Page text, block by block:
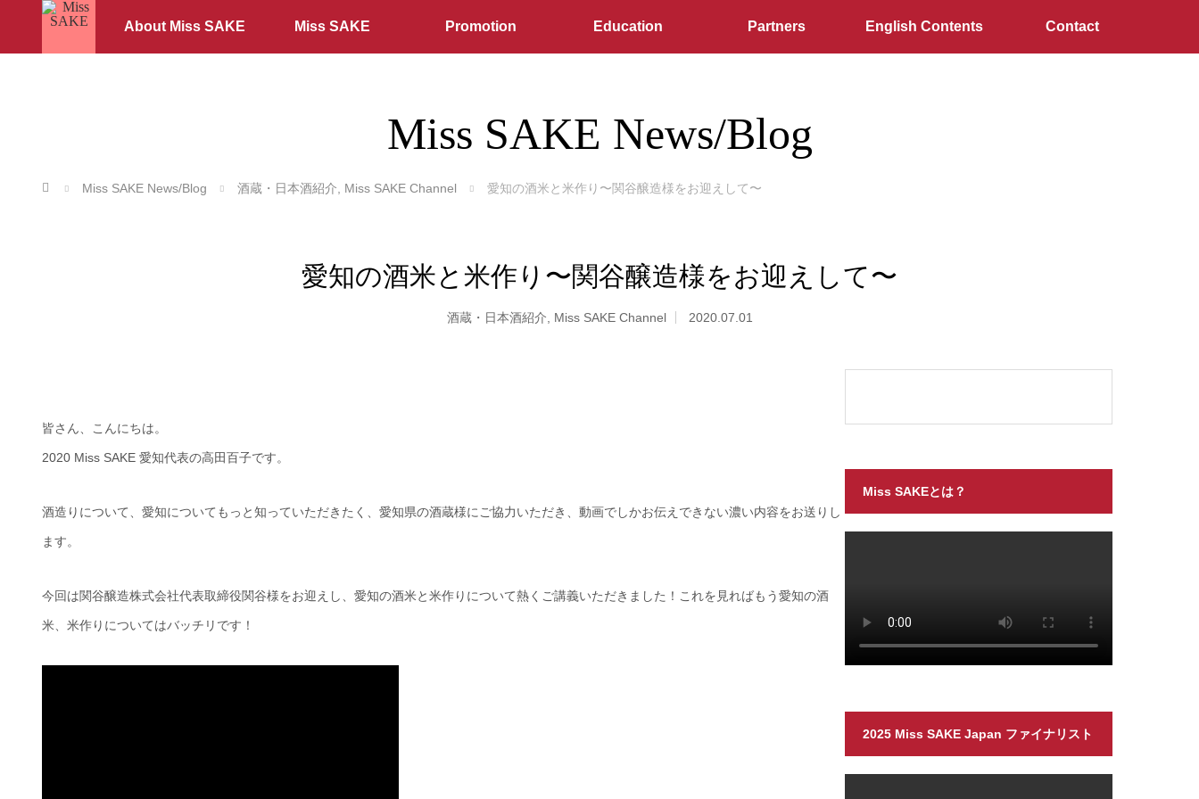
About Miss SAKE Miss SAKE Promotion Education Partners English Contents Contact
Miss SAKE News/Blog
ホーム Miss SAKE News/Blog 酒蔵・日本酒紹介 Miss SAKE Channel 愛知の酒米と米作り〜関谷醸造様をお迎えして〜
愛知の酒米と米作り〜関谷醸造様をお迎えして〜
酒蔵・日本酒紹介 Miss SAKE Channel 2020.07.01
皆さん、こんにちは。
2020 Miss SAKE 愛知代表の高田百子です。
酒造りについて、愛知についてもっと知っていただきたく、愛知県の酒蔵様にご協力いただき、動画でしかお伝えできない濃い内容をお送りし
ます。
今回は関谷醸造株式会社代表取締役関谷様をお迎えし、愛知の酒米と米作りについて熱くご講義いただきました！これを見ればもう愛知の酒
米、米作りについてはバッチリです！
Miss SAKEとは？
2025 Miss SAKE Japan ファイナリスト